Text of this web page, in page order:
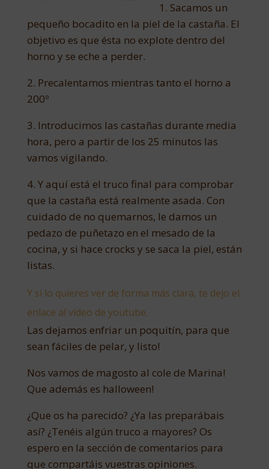
1. Sacamos un
pequeño bocadito en la piel de la castaña. El
objetivo es que ésta no explote dentro del
horno y se eche a perder.
2. Precalentamos mientras tanto el horno a
200º
3. Introducimos las castañas durante media
hora, pero a partir de los 25 minutos las
vamos vigilando.
4. Y aquí está el truco final para comprobar
que la castaña está realmente asada. Con
cuidado de no quemarnos, le damos un
pedazo de puñetazo en el mesado de la
cocina, y si hace crocks y se saca la piel, están
listas.
Y si lo quieres ver de forma más clara, te dejo el
enlace al vídeo de youtube.
Las dejamos enfriar un poquitín, para que
sean fáciles de pelar, y listo!
Nos vamos de magosto al cole de Marina!
Que además es halloween!
¿Que os ha parecido? ¿Ya las preparábais
así? ¿Tenéis algún truco a mayores? Os
espero en la sección de comentarios para
que compartáis vuestras opiniones.